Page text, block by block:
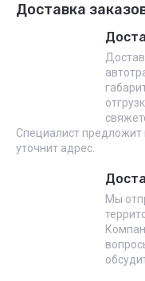
Доставка
Специалист предложит
уточнит адрес.
Мы